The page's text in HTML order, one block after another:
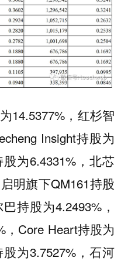
14.5377%，红杉智
Insight持股为
为6.4331%，北芯
明旗下QM161持股
持股为4.2493%，
Core Heart持股为
为3.7527%，石河